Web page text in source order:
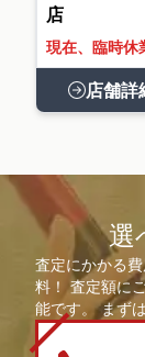
店
現在、臨時休
店舗詳
選
査定にかかる
料！ 査定額に
能です。 まず